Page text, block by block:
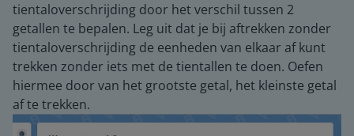
tientaloverschrijding door het verschil tussen 2
getallen te bepalen. Leg uit dat je bij aftrekken zonder
tientaloverschrijding de eenheden van elkaar af kunt
trekken zonder iets met de tientallen te doen. Oefen
hiermee door van het grootste getal, het kleinste getal
af te trekken.